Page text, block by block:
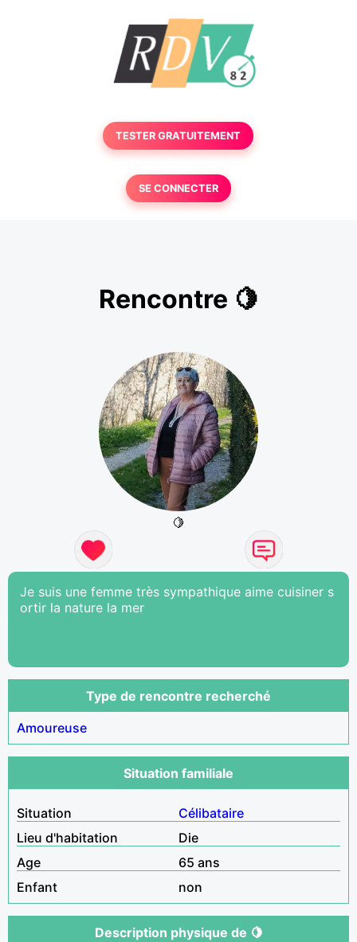
TESTER GRATUITEMENT
SE CONNECTER
Rencontre 🍋
🍋
Je suis une femme très sympathique aime cuisiner s
ortir la nature la mer
Type de rencontre recherché
Amoureuse
Situation familiale
Situation
Célibataire
Lieu d'habitation
Die
Age
65 ans
Enfant
non
Description physique de 🍋